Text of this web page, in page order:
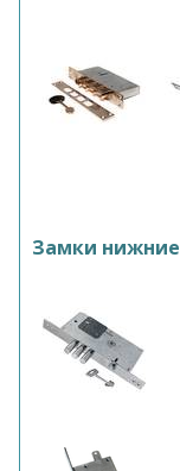
Замки нижние